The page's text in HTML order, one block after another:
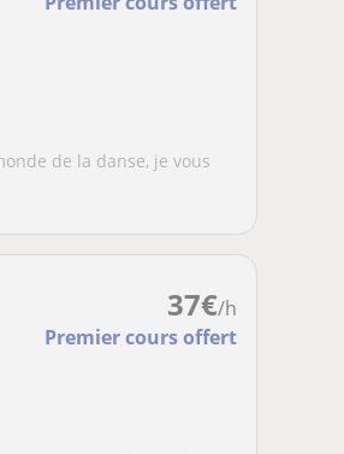
de la danse, je vous
37€/h
Premier cours offert